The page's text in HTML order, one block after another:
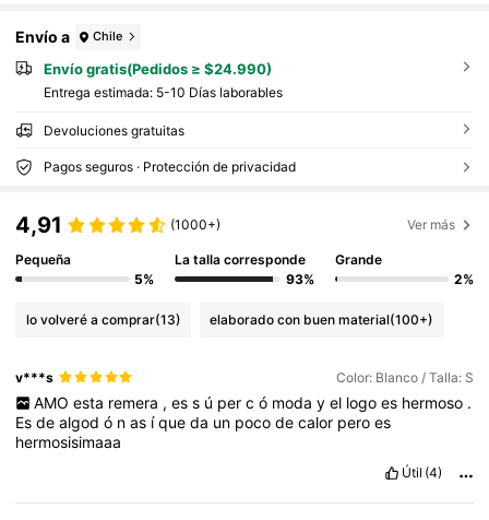
Envío a Chile
Envío gratis(Pedidos ≥ $24.990)
Entrega estimada: 5-10 Días laborables
Devoluciones gratuitas
Pagos seguros · Protección de privacidad
4,91 (1000+) Ver más
Pequeña
5%
La talla corresponde
93%
Grande
2%
lo volveré a comprar(13) elaborado con buen material(100+)
v***s Color: Blanco / Talla: S
AMO esta remera , es s ú per c ó moda y el logo es hermoso .
Esdealgodó nas íqueda un pocodecalor peroes
hermosisimaaa
Útil (4)